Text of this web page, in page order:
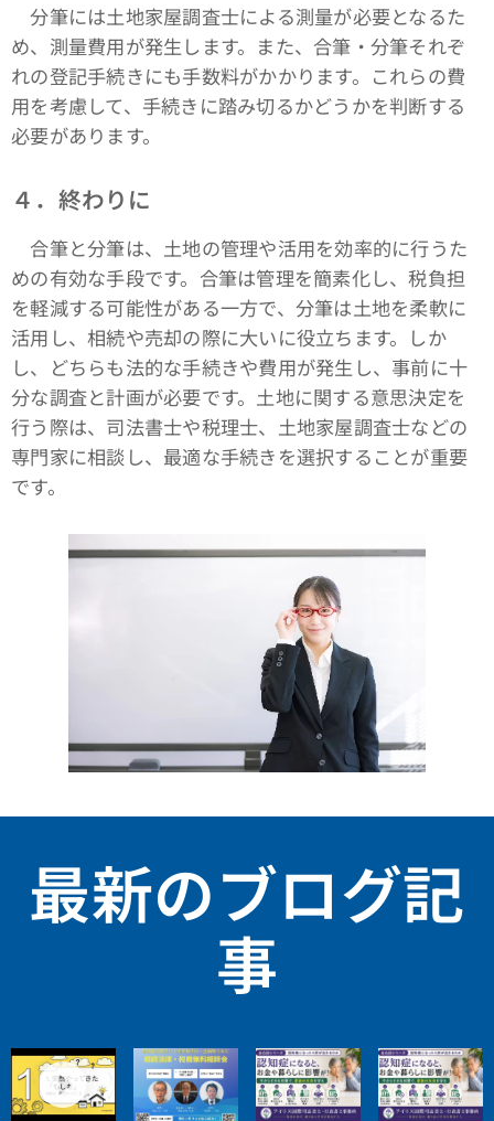
分筆には土地家屋調査士による測量が必要となるた
め、測量費用が発生します。また、合筆・分筆それぞ
れの登記手続きにも手数料がかかります。これらの費
用を考慮して、手続きに踏み切るかどうかを判断する
必要があります。
４．終わりに
合筆と分筆は、土地の管理や活用を効率的に行うた
めの有効な手段です。合筆は管理を簡素化し、税負担
を軽減する可能性がある一方で、分筆は土地を柔軟に
活用し、相続や売却の際に大いに役立ちます。しか
し、どちらも法的な手続きや費用が発生し、事前に十
分な調査と計画が必要です。土地に関する意思決定を
行う際は、司法書士や税理士、土地家屋調査士などの
専門家に相談し、最適な手続きを選択することが重要
です。
最新のブログ記
事